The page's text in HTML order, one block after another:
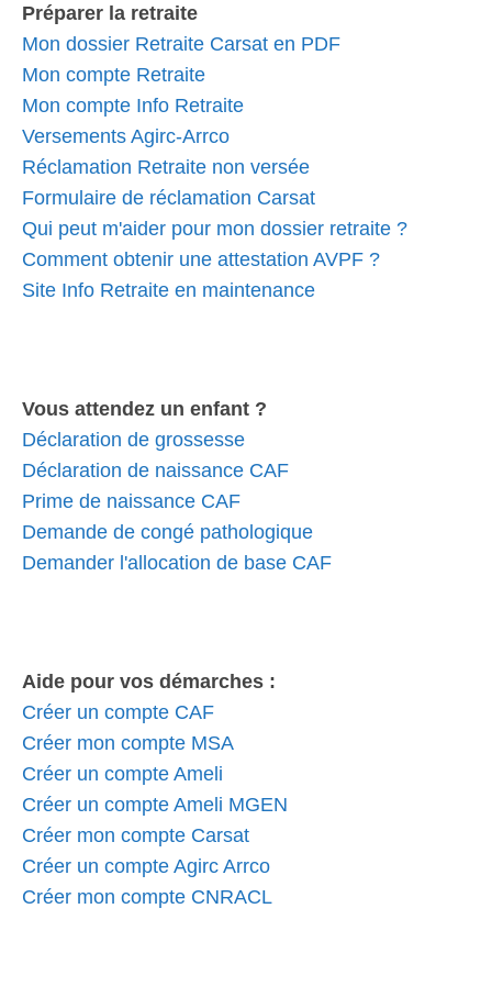
Préparer la retraite
Mon dossier Retraite Carsat en PDF
Mon compte Retraite
Mon compte Info Retraite
Versements Agirc-Arrco
Réclamation Retraite non versée
Formulaire de réclamation Carsat
Qui peut m'aider pour mon dossier retraite ?
Comment obtenir une attestation AVPF ?
Site Info Retraite en maintenance
Vous attendez un enfant ?
Déclaration de grossesse
Déclaration de naissance CAF
Prime de naissance CAF
Demande de congé pathologique
Demander l'allocation de base CAF
Aide pour vos démarches :
Créer un compte CAF
Créer mon compte MSA
Créer un compte Ameli
Créer un compte Ameli MGEN
Créer mon compte Carsat
Créer un compte Agirc Arrco
Créer mon compte CNRACL